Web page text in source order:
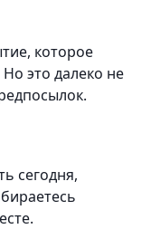
которое
это далеко не
сегодня,